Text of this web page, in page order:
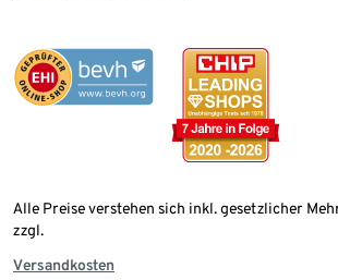
Alle Preise verstehen sich inkl. gesetzlicher
zzgl.
Versandkosten